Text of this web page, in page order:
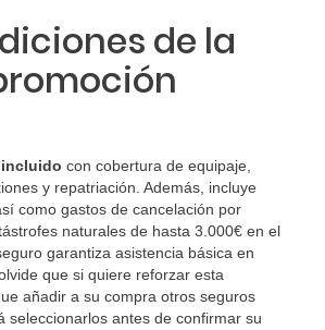
de la
con cobertura de equipaje,
y repatriación. Además, incluye
como gastos de cancelación por
naturales de hasta 3.000€ en el
garantiza asistencia básica en
que si quiere reforzar esta
añadir a su compra otros seguros
seleccionarlos antes de confirmar su